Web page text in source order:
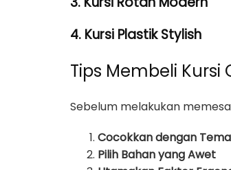
4. Kursi Plastik Stylish
Tips Membeli
Sebelum melakukan
Cocokkan dengan
Pilih Bahan yang Awet